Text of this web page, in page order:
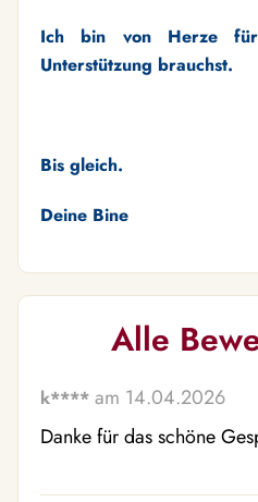
Ich bin von Herze
Unterstützung brauchst.
Bis gleich.
Deine Bine
Alle
k**** am 14.04.2026
Danke für das schöne